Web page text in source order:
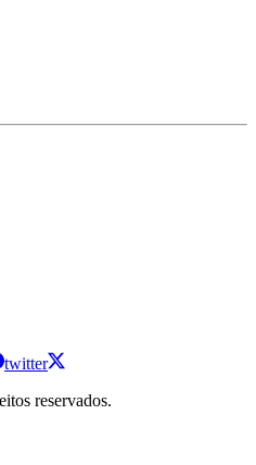
twitter
reservados.